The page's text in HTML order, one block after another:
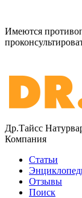
Имеются
Др.Тайсс
Компания
Статьи
Отзывы
Поиск